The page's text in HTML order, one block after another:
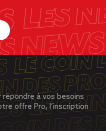
répondre à vos besoins
offre Pro, l’inscription